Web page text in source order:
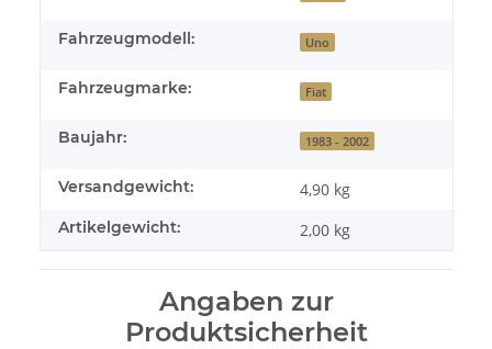
Fahrzeugmodell: Uno
Fahrzeugmarke: Fiat
Baujahr: 1983 - 2002
Versandgewicht: 4,90 kg
Artikelgewicht: 2,00 kg
Angaben zur
Produktsicherheit